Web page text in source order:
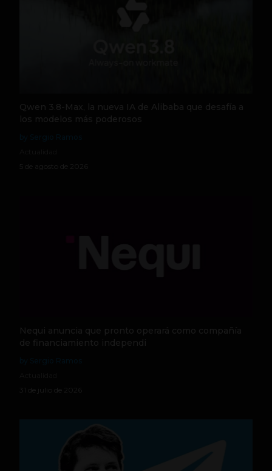
Qwen 3.8-Max, la nueva IA de Alibaba que desafía a
los modelos más poderosos
5 de agosto de 2026
Nequi anuncia que pronto operará como compañía
de financiamiento independi
31 de julio de 2026